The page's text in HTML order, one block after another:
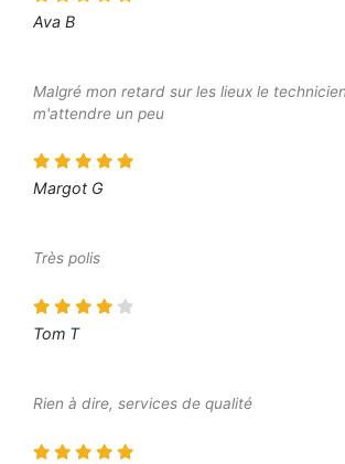
Ava B
Malgré mon retard sur les lieux le
m'attendre un peu
Margot G
Très polis
Tom T
Rien à dire, services de qualité